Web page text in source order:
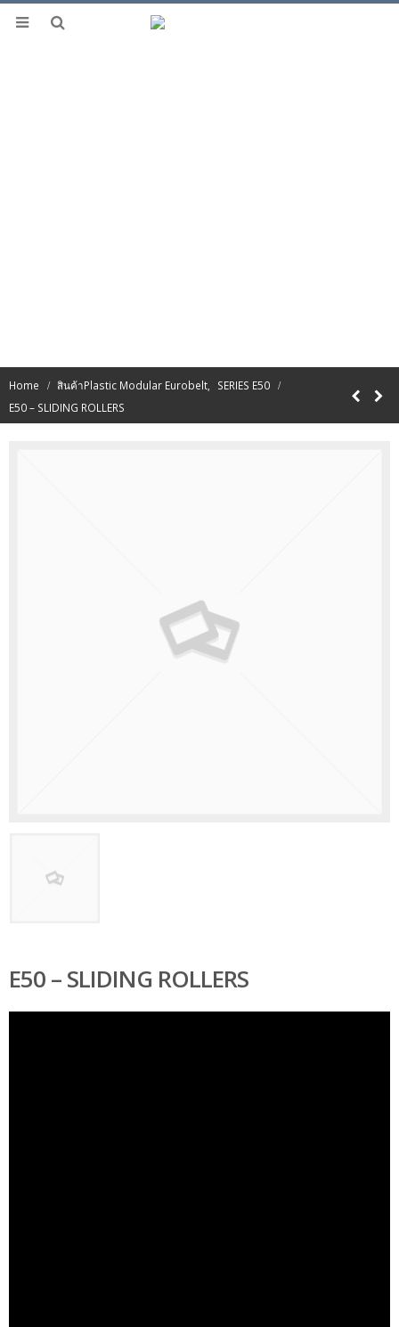
Home สินค้าPlastic Modular Eurobelt
SERIES E50
E50 – SLIDING ROLLERS
E50 – SLIDING ROLLERS